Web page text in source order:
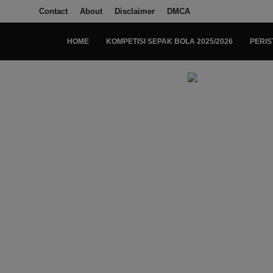
Contact About Disclaimer DMCA
HOME KOMPETISI SEPAK BOLA 2025/2026